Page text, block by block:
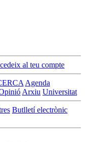
al teu compte
Agenda
Arxiu Universitat
Butlletí electrònic